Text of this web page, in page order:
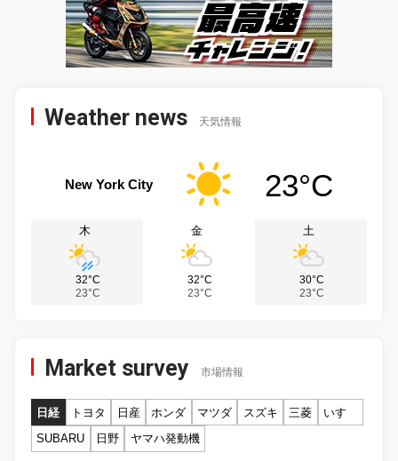
Weather news 天気情報
New York City 23°C
木
32°C
23°C
金
32°C
23°C
土
30°C
23°C
Market survey 市場情報
日経 トヨタ 日産 ホンダ マツダ スズキ 三菱
いすゞ
SUBARU
日野 ヤマハ発動機